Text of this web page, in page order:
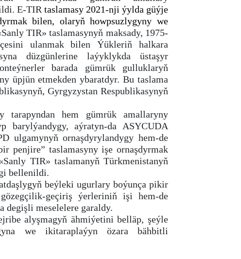
E-TIR taslamasy 2021-nji ýylda güýje
bilen, olaryň howpsuzlygyny we
TIR» taslamasynyň maksady, 1975-
ulanmak bilen Ýükleriň halkara
düzgünlerine laýyklykda üstaşyr
barada gümrük gulluklaryň
üpjün etmekden ybaratdyr. Bu taslama
Gyrgyzystan Respublikasynyň
tarapyndan hem gümrük amallaryny
barylýandygy, aýratyn-da ASYCUDA
ulgamynyň ornaşdyrylandygy hem-de
penjire” taslamasyny işe ornaşdyrmak
TIR» taslamanyň Türkmenistanyň
bellenildi.
beýleki ugurlary boýunça pikir
geçiriş ýerleriniň işi hem-de
degişli meselelere garaldy.
alyşmagyň ähmiýetini belläp, şeýle
we ikitaraplaýyn özara bähbitli